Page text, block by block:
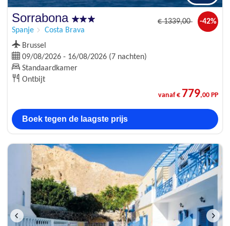
Sorrabona
Spanje Costa Brava
€1339,00 -42%
Brussel
09/08/2026 - 16/08/2026 (7 nachten)
Standaardkamer
Ontbijt
vanaf € 779,00 PP
Boek tegen de laagste prijs